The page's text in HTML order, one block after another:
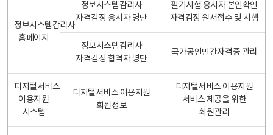
정보시스템감리사
홈페이지
정보시스템감리사
자격검정 응시자 명단
필기시험 응시자 본인확인
자격검정 원서접수 및 시행
정보시스템감리사
자격검정 합격자 명단
국가공인민간자격증 관리
디지털서비스
이용지원
시스템
디지털서비스 이용지원
회원정보
디지털서비스 이용지원
서비스 제공을 위한
회원관리